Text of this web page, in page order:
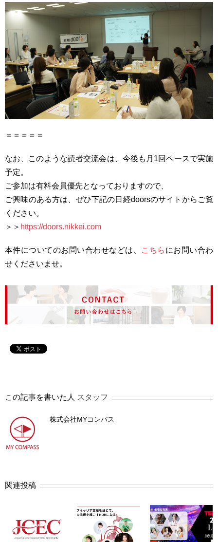
＝＝＝＝＝
なお、このような読者交流会は、今後も月1回ペースで実施
予定。
ご参加は有料会員優先となっておりますので、
ご興味のある方は、ぜひ下記の日経doorsのサイトからご覧
ください。
＞＞ https://doors.nikkei.com
本件についてのお問い合わせなどは、 こちら にお問い合わ
せくださいませ。
この記事を書いた人 スタッフ
株式会社MYコンパス
関連投稿